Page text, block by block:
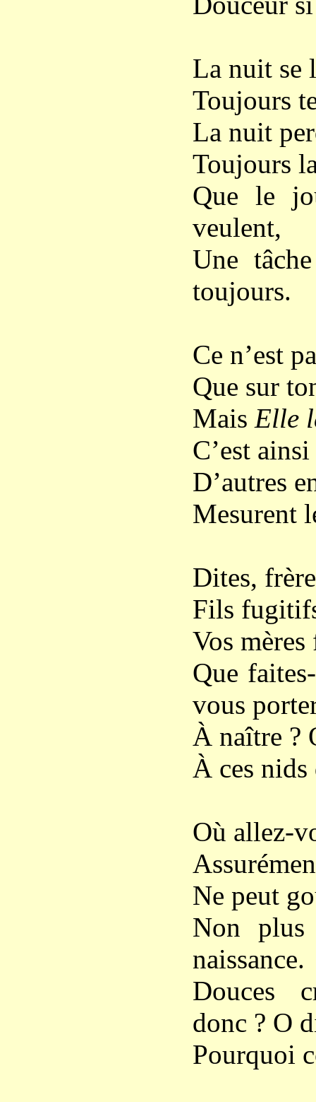
La nuit se
Toujours
La nuit
Toujours
Que le
veulent,
Une
toujours.
Ce n’est
Que sur
Mais Elle
C’est
D’autres
Mesurent
Dites,
Fils
Vos mères
Que
vous
À naître ?
À ces
Où allez-
Ne peut
Non plus
naissance.
Douces
donc ? O
Pourquoi